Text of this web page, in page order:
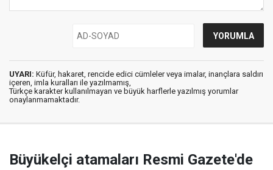
UYARI: Küfür, hakaret, rencide edici cümleler veya imalar, inançlara saldırı
içeren, imla kuralları ile yazılmamış,
Türkçe karakter kullanılmayan ve büyük harflerle yazılmış yorumlar
onaylanmamaktadır.
Büyükelçi atamaları Resmi Gazete'de